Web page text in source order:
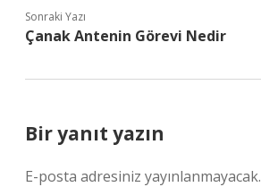
Sonraki Yazı
Çanak Antenin Görevi Nedir
Bir yanıt yazın
E-posta adresiniz yayınlanmayacak.